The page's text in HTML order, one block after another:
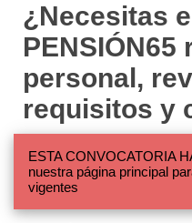
¿Necesitas
PENSIÓN65
personal,
requisitos y
ESTA CONVOCATORIA
nuestra página principal
vigentes